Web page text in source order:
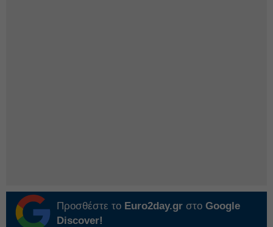
Προσθέστε το Euro2day.gr στο Google
Discover!